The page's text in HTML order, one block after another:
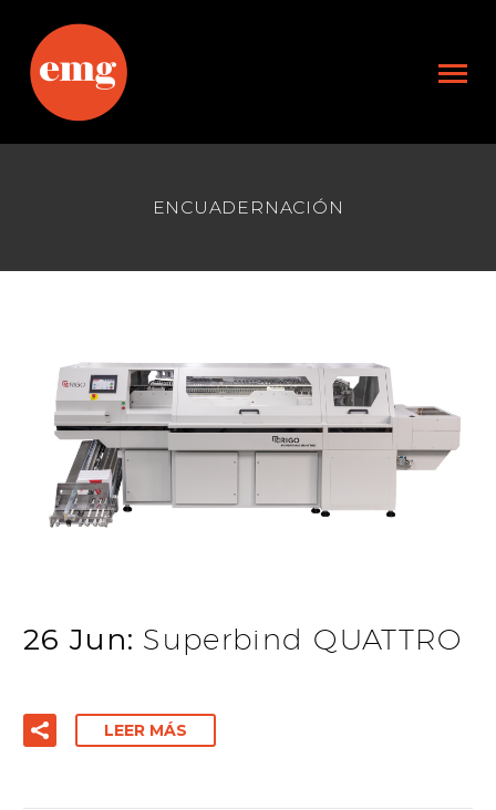
ENCUADERNACIÓN
26 Jun: Superbind QUATTRO
LEER MÁS